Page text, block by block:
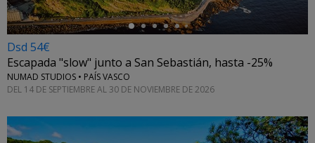
Dsd 54€
Escapada "slow" junto a San Sebastián, hasta -25%
NUMAD STUDIOS • PAÍS VASCO
DEL 14 DE SEPTIEMBRE AL 30 DE NOVIEMBRE DE 2026